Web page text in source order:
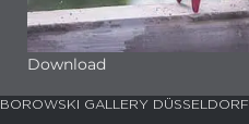
Download
BOROWSKI GALLERY DÜSSELDORF